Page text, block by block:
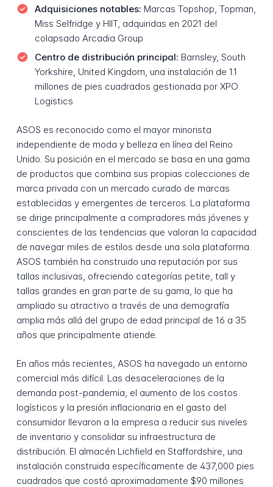
Adquisiciones notables: Marcas Topshop, Topman,
Miss Selfridge y HIIT, adquiridas en 2021 del
colapsado Arcadia Group
Centro de distribución principal: Barnsley, South
Yorkshire, United Kingdom, una instalación de 1.1
millones de pies cuadrados gestionada por XPO
Logistics
ASOS es reconocido como el mayor minorista
independiente de moda y belleza en línea del Reino
Unido. Su posición en el mercado se basa en una gama
de productos que combina sus propias colecciones de
marca privada con un mercado curado de marcas
establecidas y emergentes de terceros. La plataforma
se dirige principalmente a compradores más jóvenes y
conscientes de las tendencias que valoran la capacidad
de navegar miles de estilos desde una sola plataforma.
ASOS también ha construido una reputación por sus
tallas inclusivas, ofreciendo categorías petite, tall y
tallas grandes en gran parte de su gama, lo que ha
ampliado su atractivo a través de una demografía
amplia más allá del grupo de edad principal de 16 a 35
años que principalmente atiende.
En años más recientes, ASOS ha navegado un entorno
comercial más difícil. Las desaceleraciones de la
demanda post-pandemia, el aumento de los costos
logísticos y la presión inflacionaria en el gasto del
consumidor llevaron a la empresa a reducir sus niveles
de inventario y consolidar su infraestructura de
distribución. El almacén Lichfield en Staffordshire, una
instalación construida específicamente de 437,000 pies
cuadrados que costó aproximadamente $90 millones